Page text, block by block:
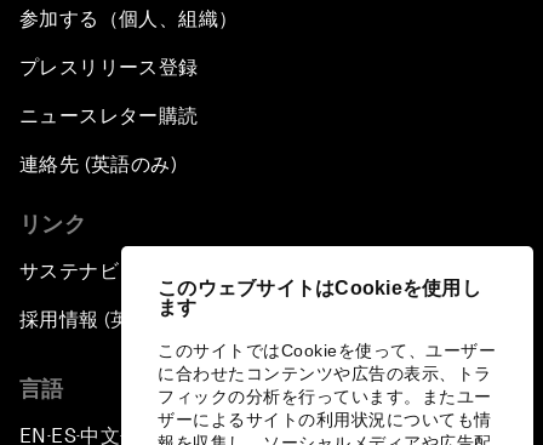
このウェブサイトはCookieを使用し
ます
このサイトではCookieを使って、ユーザー
に合わせたコンテンツや広告の表示、トラ
フィックの分析を行っています。またユー
ザーによるサイトの利用状況についても情
参加する（個人、組織）
プレスリリース登録
ニュースレター購読
連絡先 (英語のみ)
リンク
サステナビリティへの取り組み
採用情報 (英語のみ)
言語
EN ▪ ES▪中文▪ 日本語